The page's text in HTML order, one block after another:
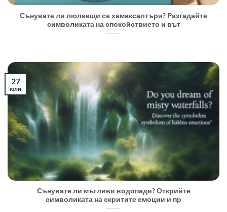
Сънувате ли люлеещи се хамаксалтъри? Разгадайте
символиката на спокойствието и вът
Сънувате ли мъгливи водопади? Открийте
символиката на скритите емоции и пр
27
юли